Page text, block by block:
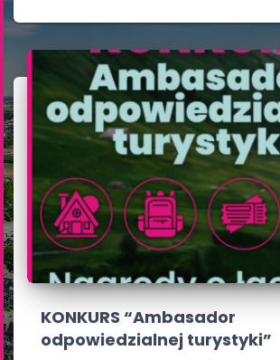
KONKURS “Ambasador
odpowiedzialnej turystyki”